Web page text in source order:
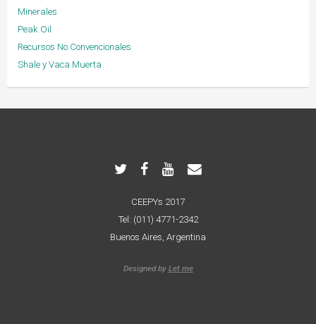
Minerales
Peak Oil
Recursos No Convencionales
Shale y Vaca Muerta
CEEPYs 2017
Tel: (011) 4771-2342
Buenos Aires, Argentina
Designed by Let me